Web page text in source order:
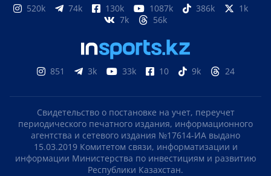
520k 74k 130k 1087k 386k
1k
7k
56k
851 3k 33k 10 9k 24
Свидетельство о постановке на учет, переучет
периодического печатного издания, информационного
агентства и сетевого издания №17614-ИА выдано
15.03.2019 Комитетом связи, информатизации и
информации Министерства по инвестициям и развитию
Республики Казахстан.